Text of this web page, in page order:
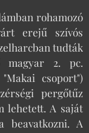
rohamozó
erejű szívós
tudták
magyar 2. pc.
csoport")
pergőtűz
lehetett. A saját
beavatkozni. A